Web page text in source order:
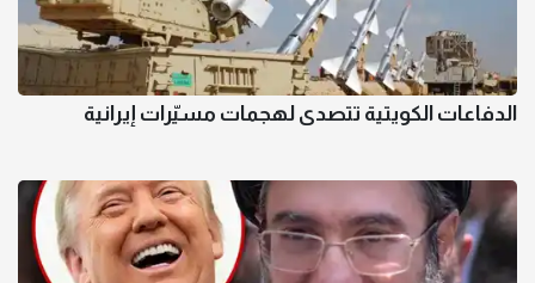
الدفاعات الكويتية تتصدى لهجمات مسيّرات إيرانية